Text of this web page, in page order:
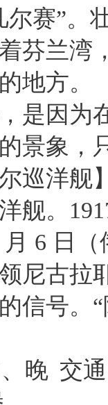
尔赛”。
芬兰湾
地方。
是因为
景象，
巡洋舰
舰。
6 日
尼古拉
信号。
晚 交